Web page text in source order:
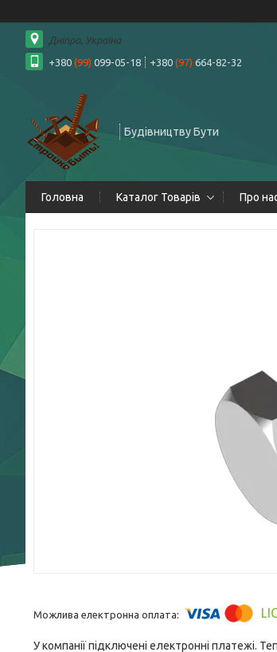
Дніпро, Україна
+380 (99) 099-05-18 +380 (97) 664-82-32
Будівництву Бути
Головна Каталог Товарів Про
У компанії підключені електронні платежі.